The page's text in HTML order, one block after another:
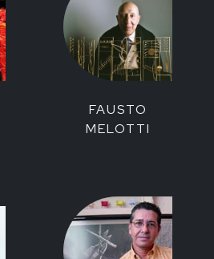
FAUSTO
MELOTTI